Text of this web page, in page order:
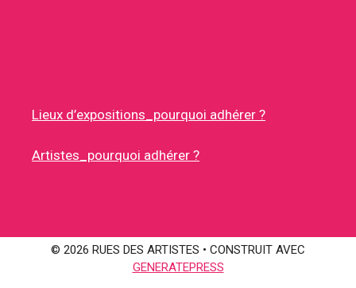
Lieux d’expositions_pourquoi adhérer ?
Artistes_pourquoi adhérer ?
© 2026 RUES DES ARTISTES • CONSTRUIT AVEC
GENERATEPRESS